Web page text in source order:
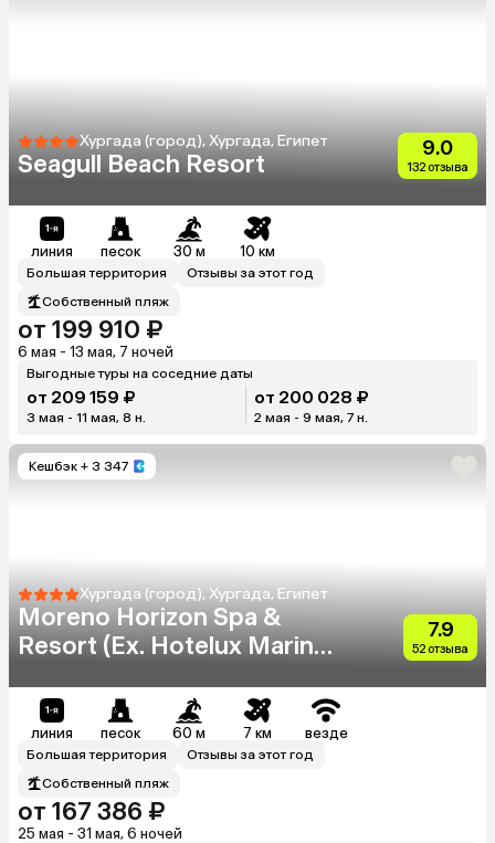
Хургада (город), Хургада, Египет
Seagull Beach Resort
9.0
132 отзыва
линия песок 30 м 10 км
Большая территория
Отзывы за этот год
Собственный пляж
от 199 910 ₽
6 мая - 13 мая, 7 ночей
Выгодные туры на соседние даты
от 209 159 ₽
3 мая - 11 мая, 8 н.
от 200 028 ₽
2 мая - 9 мая, 7 н.
Кешбэк + 3 347
Хургада (город), Хургада, Египет
Moreno Horizon Spa &
Resort (Ex. Hotelux Marina
7.9
52 отзыва
линия песок 60 м 7 км везде
Большая территория
Отзывы за этот год
Собственный пляж
от 167 386 ₽
25 мая - 31 мая, 6 ночей